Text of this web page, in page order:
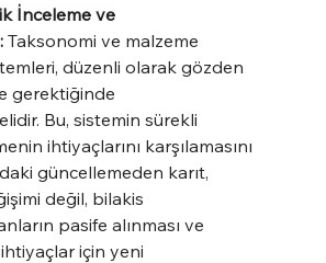
İnceleme ve
Taksonomi ve malzeme
düzenli olarak gözden
gerektiğinde
Bu, sistemin sürekli
ihtiyaçlarını karşılamasını
güncellemeden karıt,
değil, bilakis
pasife alınması ve
için yeni